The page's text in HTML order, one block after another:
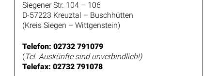
Siegener Str. 104 – 106
D-57223 Kreuztal – Buschhütten
(Kreis Siegen – Wittgenstein)
Telefon: 02732 791079
(Tel. Auskünfte sind unverbindlich!)
Telefax: 02732 791078